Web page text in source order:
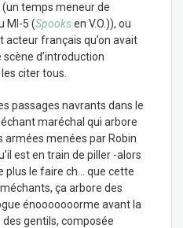
(un temps meneur de
MI-5 (Spooksen V.O.)), ou
acteur français qu’on avait
d’introduction
citer tous.
passages navrants dans le
maréchal qui arbore
armées menées par Robin
est en train de piller -alors
plus le faire ch… que cette
ça arbore des
énooooooorme avant la
des gentils, composée